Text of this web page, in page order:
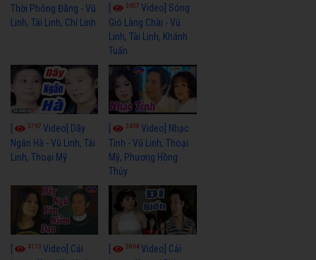
Thời Phóng Đãng - Vũ
Linh, Tài Linh, Chí Linh
3657Video] Sóng
Gió Làng Chài - Vũ
Linh, Tài Linh, Khánh
Tuấn
3767 Video] Dãy
Ngân Hà - Vũ Linh, Tài
Linh, Thoại Mỹ
3438Video] Nhạc
Tình - Vũ Linh, Thoại
Mỹ, Phương Hồng
Thủy
4113 Video] Cải
3964Video] Cải